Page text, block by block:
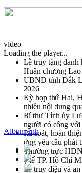
video
Loading the player...
Lễ truy tặng danh
Huân chương Lao
UBND tỉnh Đắk
2026
Kỳ họp thứ Hai,
nhiều nội dung
Bí thư Tỉnh ủy
người có công với
Rà soát, hoàn
ứng yêu cầu phát
Thường trực
y tế TP. Hồ Chí
Lễ truy điệu và
Album ảnh